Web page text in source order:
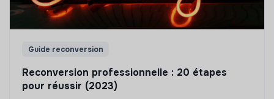
Guide reconversion
Reconversion professionnelle : 20 étapes
pour réussir (2023)